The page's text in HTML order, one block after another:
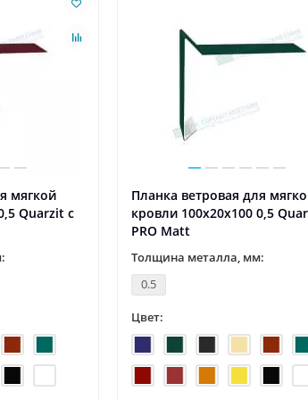
суровым и
— с
1 мая – Праздник Весны и
праздником 1 Мая! Пусть
станет днем, когда все дела
удас..
мягкой
Quarzit с
Планка ветровая для
кровли 100х20х100 0,5
PRO Matt
Толщина металла, мм:
0.5
Цвет: